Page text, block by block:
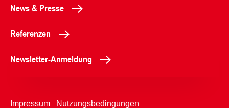
News & Presse
Referenzen
Newsletter-Anmeldung
Impressum Nutzungsbedingungen